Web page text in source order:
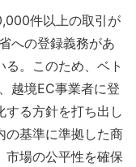
件以上の取引が
への登録義務があ
。このため、ベト
越境EC事業者に登
する方針を打ち出し
の基準に準拠した商
市場の公平性を確保